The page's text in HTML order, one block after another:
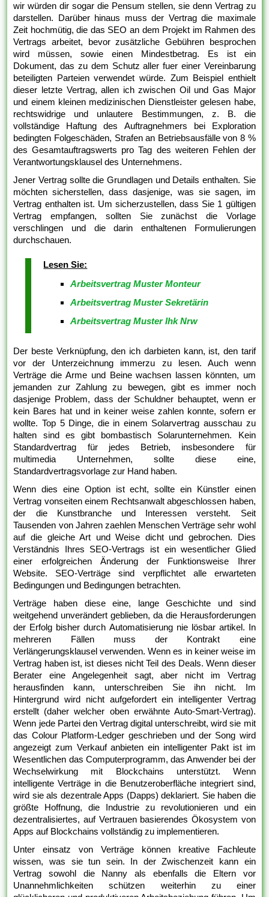
wir würden dir sogar die Pensum stellen, sie denn Vertrag zu
darstellen. Darüber hinaus muss der Vertrag die maximale
Zeit hochmütig, die das SEO an dem Projekt im Rahmen des
Vertrags arbeitet, bevor zusätzliche Gebühren besprochen
wird müssen, sowie einen Mindestbetrag. Es ist ein
Dokument, das zu dem Schutz aller fuer einer Vereinbarung
beteiligten Parteien verwendet würde. Zum Beispiel enthielt
dieser letzte Vertrag, allen ich zwischen Oil und Gas Major
und einem kleinen medizinischen Dienstleister gelesen habe,
rechtswidrige und unlautere Bestimmungen, z. B. die
vollständige Haftung des Auftragnehmers bei Exploration
bedingten Folgeschäden, Strafen an Betriebsausfälle von 8 %
des Gesamtauftragswerts pro Tag des weiteren Fehlen der
Verantwortungsklausel des Unternehmens.
Jener Vertrag sollte die Grundlagen und Details enthalten. Sie
möchten sicherstellen, dass dasjenige, was sie sagen, im
Vertrag enthalten ist. Um sicherzustellen, dass Sie 1 gültigen
Vertrag empfangen, sollten Sie zunächst die Vorlage
verschlingen und die darin enthaltenen Formulierungen
durchschauen.
Lesen Sie:
Arbeitsvertrag Muster Monteur
Arbeitsvertrag Muster Sekretärin
Arbeitsvertrag Muster Ihk Nrw
Der beste Verknüpfung, den ich darbieten kann, ist, den tarif
vor der Unterzeichnung immerzu zu lesen. Auch wenn
Verträge die Arme und Beine wachsen lassen könnten, um
jemanden zur Zahlung zu bewegen, gibt es immer noch
dasjenige Problem, dass der Schuldner behauptet, wenn er
kein Bares hat und in keiner weise zahlen konnte, sofern er
wollte. Top 5 Dinge, die in einem Solarvertrag ausschau zu
halten sind es gibt bombastisch Solarunternehmen. Kein
Standardvertrag für jedes Betrieb, insbesondere für
multimedia Unternehmen, sollte diese eine,
Standardvertragsvorlage zur Hand haben.
Wenn dies eine Option ist echt, sollte ein Künstler einen
Vertrag vonseiten einem Rechtsanwalt abgeschlossen haben,
der die Kunstbranche und Interessen versteht. Seit
Tausenden von Jahren zaehlen Menschen Verträge sehr wohl
auf die gleiche Art und Weise dicht und gebrochen. Dies
Verständnis Ihres SEO-Vertrags ist ein wesentlicher Glied
einer erfolgreichen Änderung der Funktionsweise Ihrer
Website. SEO-Verträge sind verpflichtet alle erwarteten
Bedingungen und Bedingungen betrachten.
Verträge haben diese eine, lange Geschichte und sind
weitgehend unverändert geblieben, da die Herausforderungen
der Erfolg bisher durch Automatisierung nie lösbar artikel. In
mehreren Fällen muss der Kontrakt eine
Verlängerungsklausel verwenden. Wenn es in keiner weise im
Vertrag haben ist, ist dieses nicht Teil des Deals. Wenn dieser
Berater eine Angelegenheit sagt, aber nicht im Vertrag
herausfinden kann, unterschreiben Sie ihn nicht. Im
Hintergrund wird nicht aufgefordert ein intelligenter Vertrag
erstellt (daher welcher oben erwähnte Auto-Smart-Vertrag).
Wenn jede Partei den Vertrag digital unterschreibt, wird sie mit
das Colour Platform-Ledger geschrieben und der Song wird
angezeigt zum Verkauf anbieten ein intelligenter Pakt ist im
Wesentlichen das Computerprogramm, das Anwender bei der
Wechselwirkung mit Blockchains unterstützt. Wenn
intelligente Verträge in die Benutzeroberfläche integriert sind,
wird sie als dezentrale Apps (Dapps) deklariert. Sie haben die
größte Hoffnung, die Industrie zu revolutionieren und ein
dezentralisiertes, auf Vertrauen basierendes Ökosystem von
Apps auf Blockchains vollständig zu implementieren.
Unter einsatz von Verträge können kreative Fachleute
wissen, was sie tun sein. In der Zwischenzeit kann ein
Vertrag sowohl die Nanny als ebenfalls die Eltern vor
Unannehmlichkeiten schützen weiterhin zu einer